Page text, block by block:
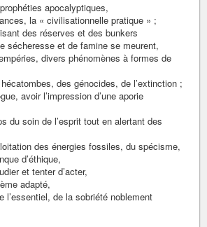
apocalyptiques,
la « civilisationnelle pratique » ;
des réserves et des bunkers
sécheresse et de famine se meurent,
divers phénomènes à formes de
des génocides, de l’extinction ;
avoir l’impression d’une aporie
du soin de l’esprit tout en alertant des
des énergies fossiles, du spécisme,
d’éthique,
et tenter d’acter,
adapté,
l’essentiel, de la sobriété noblement